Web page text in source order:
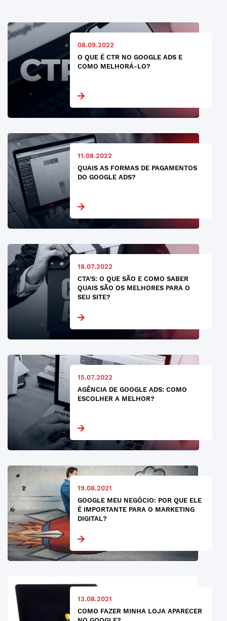
08.09.2022
O QUE É CTR NO GOOGLE ADS E
COMO MELHORÁ-LO?
11.08.2022
QUAIS AS FORMAS DE PAGAMENTOS
DO GOOGLE ADS?
18.07.2022
CTA'S: O QUE SÃO E COMO SABER
QUAIS SÃO OS MELHORES PARA O
SEU SITE?
15.07.2022
AGÊNCIA DE GOOGLE ADS: COMO
ESCOLHER A MELHOR?
19.08.2021
GOOGLE MEU NEGÓCIO: POR QUE ELE
É IMPORTANTE PARA O MARKETING
DIGITAL?
13.08.2021
COMO FAZER MINHA LOJA APARECER